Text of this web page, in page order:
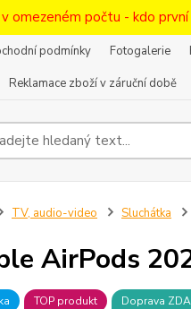
omezeném počtu - kdo
podmínky Fotogalerie
Reklamace zboží v záruční době
TV, audio-video Sluchátka
AirPods
TOP produkt Doprava